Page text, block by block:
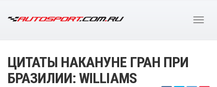
ЦИТАТЫ НАКАНУНЕ ГРАН ПРИ
БРАЗИЛИИ: WILLIAMS